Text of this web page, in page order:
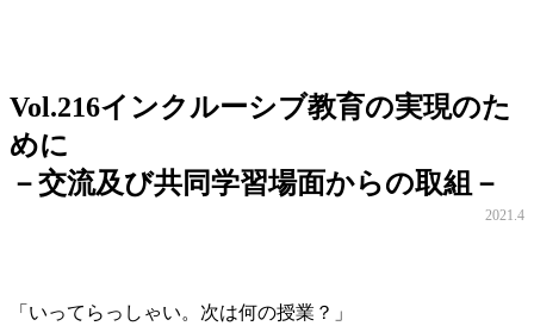
Vol.216インクルーシブ教育の実現のた
めに
－交流及び共同学習場面からの取組－
2021.4
「いってらっしゃい。次は何の授業？」